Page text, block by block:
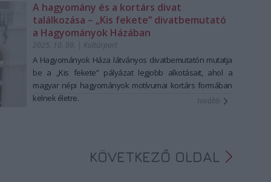
A hagyomány és a kortárs divat
találkozása – „Kis fekete” divatbemutató
a Hagyományok Házában
2025. 10. 09. | Kultúrpart
A Hagyományok Háza látványos divatbemutatón mutatja
be a „Kis fekete” pályázat legjobb alkotásait, ahol a
magyar népi hagyományok motívumai kortárs formában
kelnek életre.
tovább
KÖVETKEZŐ OLDAL